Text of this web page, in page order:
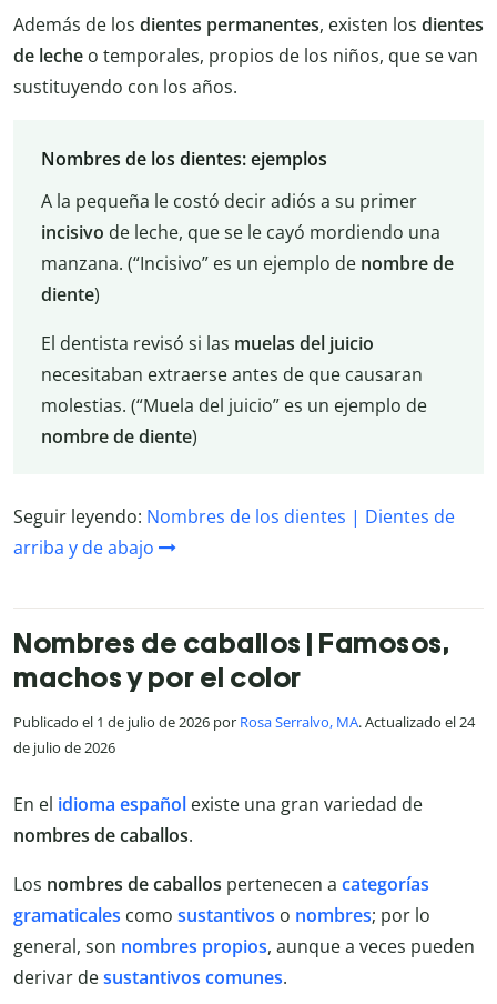
Además de los dientes permanentes, existen los dientes
de leche o temporales, propios de los niños, que se van
sustituyendo con los años.
Nombres de los dientes: ejemplos
A la pequeña le costó decir adiós a su primer
incisivo de leche, que se le cayó mordiendo una
manzana. (“Incisivo” es un ejemplo de nombre de
diente)
El dentista revisó si las muelas del juicio
necesitaban extraerse antes de que causaran
molestias. (“Muela del juicio” es un ejemplo de
nombre de diente)
Seguir leyendo: Nombres de los dientes | Dientes de
arriba y de abajo
Nombres de caballos | Famosos,
machos y por el color
Publicado el 1 de julio de 2026 por Rosa Serralvo, MA. Actualizado el 24
de julio de 2026
En el idioma español existe una gran variedad de
nombres de caballos.
Los nombres de caballos pertenecen a categorías
gramaticales como sustantivos o nombres; por lo
general, son nombres propios, aunque a veces pueden
derivar desustantivos comunes.